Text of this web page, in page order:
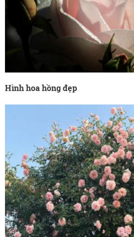
Hình hoa hồng đẹp